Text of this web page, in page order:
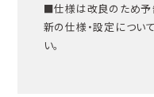
■仕様は改良のため予
新の仕様・設定につい
い。